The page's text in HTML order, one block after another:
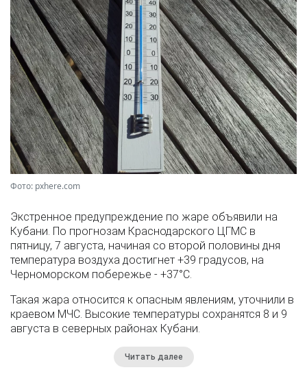
Фото: pxhere.com
Экстренное предупреждение по жаре объявили на
Кубани. По прогнозам Краснодарского ЦГМС в
пятницу, 7 августа, начиная со второй половины дня
температура воздуха достигнет +39 градусов, на
Черноморском побережье - +37°­С.
Такая жара относится к опасным явлениям, уточнили в
краевом МЧС. Высокие температуры сохранятся 8 и 9
августа в северных районах Кубани.
Читать далее